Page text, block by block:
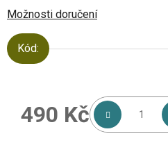
Možnosti doručení
Kód:
490 Kč